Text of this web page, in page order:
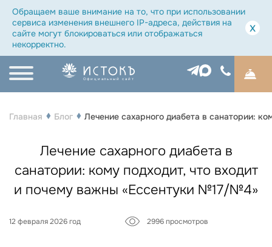
Обращаем ваше внимание на то, что при использовании
сервиса изменения внешнего IP-адреса, действия на
сайте могут блокироваться или отображаться
некорректно.
x
Официальный сайт
Главная Блог Лечение сахарного диабета в санатории:
Лечение сахарного диабета в
санатории: кому подходит, что входит
и почему важны «Ессентуки №17/№4»
12 февраля 2026 год 2996 просмотров